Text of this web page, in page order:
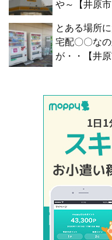
や～【井原市
とある場所
宅配〇〇な
が・・【井原